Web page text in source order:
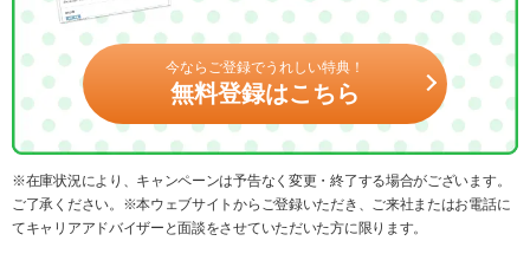
今ならご登録でうれしい特典！
無料登録はこちら
※在庫状況により、キャンペーンは予告なく変更・終了する場合がございます。
ご了承ください。※本ウェブサイトからご登録いただき、ご来社またはお電話に
てキャリアアドバイザーと面談をさせていただいた方に限ります。